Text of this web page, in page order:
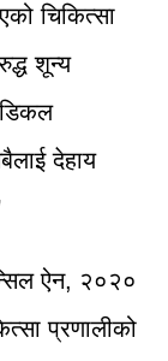
चिकित्सा
शून्य
देहाय
ऐन, २०२०
प्रणालीको